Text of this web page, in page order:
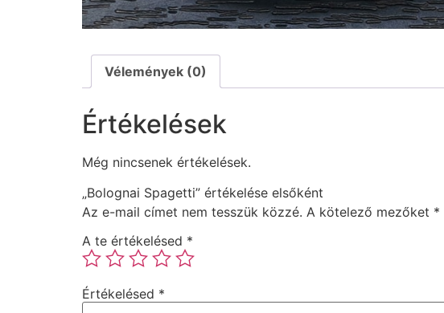
Vélemények (0)
Értékelések
Még nincsenek értékelések.
„Bolognai Spagetti” értékelése elsőként
Az e-mail címet nem tesszük közzé. A kötelező mezőket *
A te értékelésed *
Értékelésed *